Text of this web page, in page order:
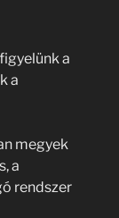
a
a
megyek
a
rendszer